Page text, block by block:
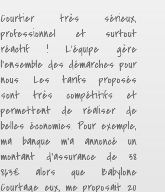
Courtier très sérieux,
professionnel et surtout
réactif ! L’équipe gère
l’ensemble des démarches pour
nous. Les tarifs proposés
sont très compétitifs et
permettent de réaliser de
belles économies. Pour exemple,
ma banque m’a annoncé un
montant d’assurance de 38
863€ alors que Babylone
Courtage eux, me proposait 20